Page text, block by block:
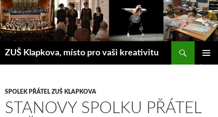
Přejít
k
obsahu
webu
ZUŠ Klapkova, místo pro vaši kreativitu
Hledat
SPOLEK PŘÁTEL ZUŠ KLAPKOVA
STANOVY SPOLKU PŘÁTEL